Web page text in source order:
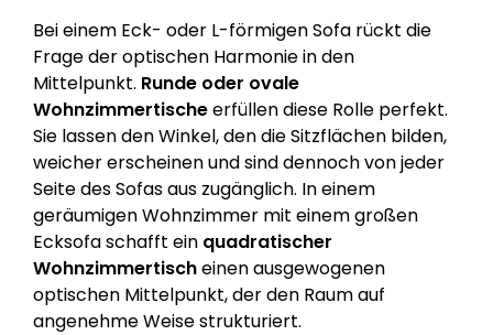
Bei einem Eck- oder L-förmigen Sofa rückt die
Frage der optischen Harmonie in den
Mittelpunkt. Runde oder ovale
Wohnzimmertischeerfüllen diese Rolle perfekt.
Sie lassen den Winkel, den die Sitzflächen bilden,
weicher erscheinen und sind dennoch von jeder
Seite des Sofas aus zugänglich. In einem
geräumigen Wohnzimmer mit einem großen
Ecksofa schafft ein quadratischer
Wohnzimmertischeinen ausgewogenen
optischen Mittelpunkt, der den Raum auf
angenehme Weise strukturiert.